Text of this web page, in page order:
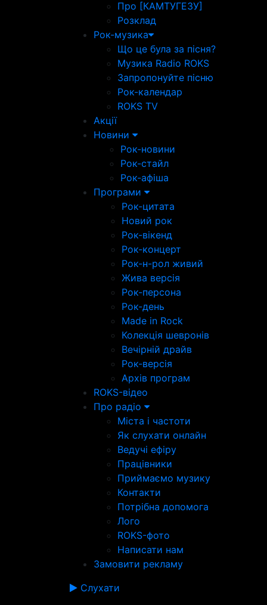
Про [КАМТУГЕЗУ]
Розклад
Рок-музика
Що це була за пісня?
Музика Radio ROKS
Запропонуйте пісню
Рок-календар
ROKS TV
Акції
Новини
Рок-новини
Рок-стайл
Рок-афіша
Програми
Рок-цитата
Новий рок
Рок-вікенд
Рок-концерт
Рок-н-рол живий
Жива версія
Рок-персона
Рок-день
Made in Rock
Колекція шевронів
Вечірній драйв
Рок-версія
Архів програм
ROKS-відео
Про радіо
Міста і частоти
Як слухати онлайн
Ведучі ефіру
Працівники
Приймаємо музику
Контакти
Потрібна допомога
Лого
ROKS-фото
Написати нам
Замовити рекламу
Слухати